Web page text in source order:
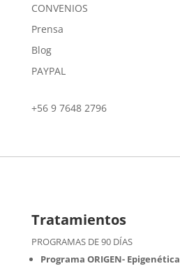
CONVENIOS
Prensa
Blog
PAYPAL
+56 9 7648 2796
Tratamientos
PROGRAMAS DE 90 DÍAS
Programa ORIGEN- Epigenética